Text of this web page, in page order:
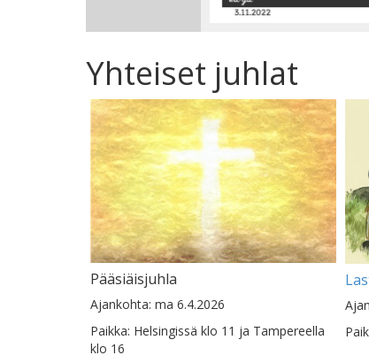
Yhteiset juhlat
Pääsiäisjuhla
Ajankohta: ma 6.4.2026
Paikka: Helsingissä klo 11 ja Tampereella
klo 16